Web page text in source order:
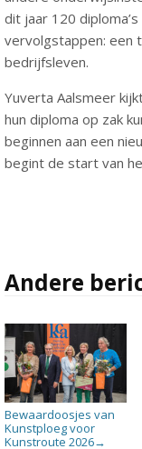
dit jaar 120
vervolgstappen: een
bedrijfsleven.
Yuverta Aalsmeer
hun diploma op zak
beginnen aan een
begint de start van
Andere
Bewaardoosjes van
Kunstploeg voor
Kunstroute 2026→